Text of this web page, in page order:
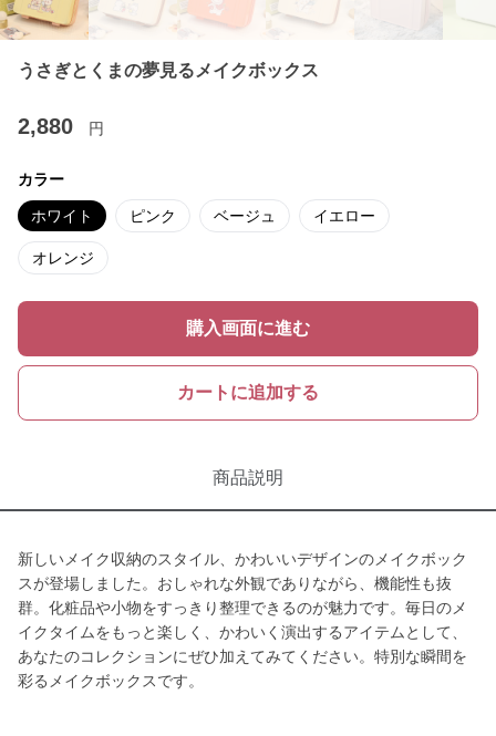
うさぎとくまの夢見るメイクボックス
2,880 円
カラー
ホワイト ピンク ベージュ イエロー
オレンジ
購入画面に進む
カートに追加する
商品説明
新しいメイク収納のスタイル、かわいいデザインのメイクボック
スが登場しました。おしゃれな外観でありながら、機能性も抜
群。化粧品や小物をすっきり整理できるのが魅力です。毎日のメ
イクタイムをもっと楽しく、かわいく演出するアイテムとして、
あなたのコレクションにぜひ加えてみてください。特別な瞬間を
彩るメイクボックスです。